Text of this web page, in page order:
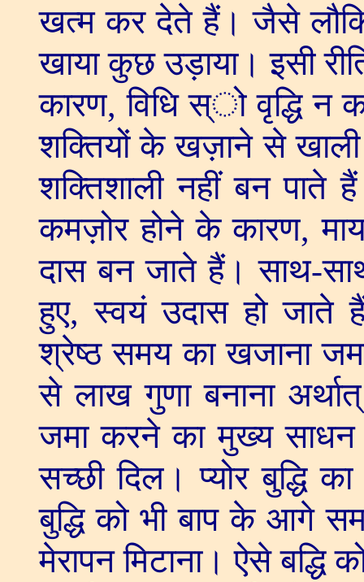
खत्म कर देते हैं। जैसे
खाया कुछ उड़ाया। इसी
कारण,विधि स्ो वृद्धि न
शक्तियों के खज़ाने से
शक्तिशाली नहीं बन पाते
कमज़ोर होने के कारण,
दास बन जाते हैं। साथ-
हुए,स्वयं उदास हो जाते
श्रेष्ठ समय का खजाना
से लाख गुणा बनाना
जमा करने का मुख्य साधन
सच्छी दिल। प्योर बुद्धि
बुद्धि को भी बाप के आगे
मेरापन मिटाना। ऐसे बद्धि